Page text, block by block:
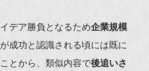
デア勝負となるため企業規模
が成功と認識される頃には既に
とから、類似内容で後追いさ